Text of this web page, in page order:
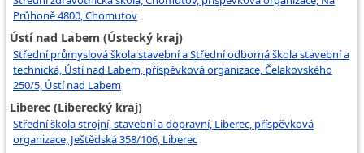
Průhoně 4800, Chomutov
Ústí nad Labem (Ústecký kraj)
Střední průmyslová škola stavební a Střední odborná škola stavební a
technická, Ústí nad Labem, příspěvková organizace, Čelakovského
250/5, Ústí nad Labem
Liberec (Liberecký kraj)
Střední škola strojní, stavební a dopravní, Liberec, příspěvková
organizace, Ještědská 358/106, Liberec